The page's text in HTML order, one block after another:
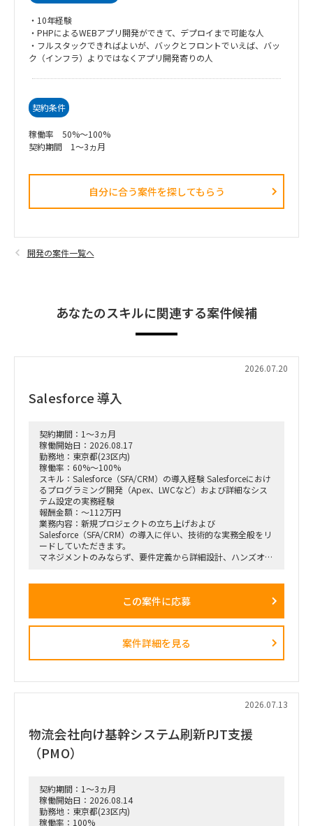
・10年経験
・PHPによるWEBアプリ開発ができて、デプロイまで可能な人
・フルスタックできればよいが、バックとフロントでいえば、バッ
ク（インフラ）よりではなくアプリ開発寄りの人
契約条件
稼働率 50%～100%
契約期間 1～3ヵ月
自分に合う案件を探してもらう​
開発の案件一覧へ
あなたのスキルに関連する案件候補
2026.07.20
Salesforce 導入
契約期間：1～3ヵ月
稼働開始日：2026.08.17
勤務地：東京都(23区内)
稼働率：60%～100%
スキル：Salesforce（SFA/CRM）の導入経験 Salesforceにおけ
るプログラミング開発（Apex、LWCなど）および詳細なシス
テム設定の実務経験
報酬金額：～112万円
業務内容：新規プロジェクトの立ち上げおよび
Salesforce（SFA/CRM）の導入に伴い、技術的な実務全般をリ
ードしていただきます。
マネジメントのみならず、要件定義から詳細設計、ハンズオン
Salesforce（SFA/CRM）の導入、カスタマイズ、および詳細設
Apex、Visualforce、Lightning Web Components（LWC）な
クライアントの要望に応じた技術的な要件定義、および仕様設
（PM/PL補助業務）
働き方：要相談（リモートワーク中心を想定）
この案件に応募
案件詳細を見る
2026.07.13
物流会社向け基幹システム刷新PJT支援
（PMO）
契約期間：1～3ヵ月
稼働開始日：2026.08.14
勤務地：東京都(23区内)
稼働率：100%